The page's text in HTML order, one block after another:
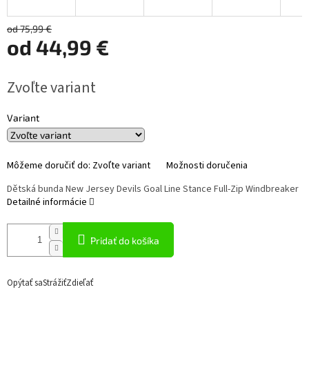
od 75,99 €
od 44,99 €
cena:
Zvoľte variant
Variant
Môžeme doručiť do: Zvoľte variant Možnosti doručenia
Pridať do košíka
Dětská bunda New Jersey Devils Goal Line Stance Full-Zip Windbreaker
Detailné informácie
Opýtať saStrážiťZdieľať